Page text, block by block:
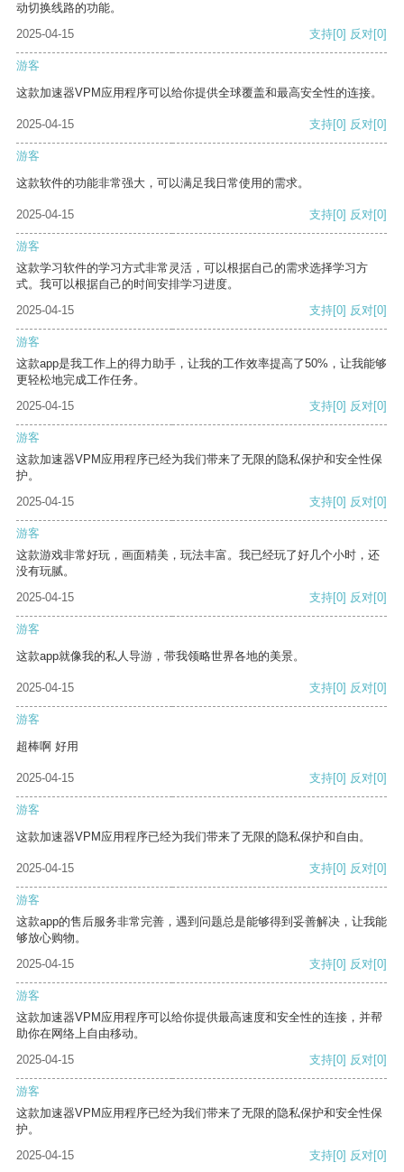
动切换线路的功能。
2025-04-15
支持[0] 反对[0]
游客
这款加速器VPM应用程序可以给你提供全球覆盖和最高安全性的连接。
2025-04-15 支持[0] 反对[0]
游客
这款软件的功能非常强大，可以满足我日常使用的需求。
2025-04-15 支持[0] 反对[0]
游客
这款学习软件的学习方式非常灵活，可以根据自己的需求选择学习方
式。我可以根据自己的时间安排学习进度。
2025-04-15
支持[0] 反对[0]
游客
这款app是我工作上的得力助手，让我的工作效率提高了50%，让我能够
更轻松地完成工作任务。
2025-04-15
支持[0] 反对[0]
游客
这款加速器VPM应用程序已经为我们带来了无限的隐私保护和安全性保
护。
2025-04-15
支持[0] 反对[0]
游客
这款游戏非常好玩，画面精美，玩法丰富。我已经玩了好几个小时，还
没有玩腻。
2025-04-15
支持[0] 反对[0]
游客
这款app就像我的私人导游，带我领略世界各地的美景。
2025-04-15 支持[0] 反对[0]
游客
超棒啊 好用
2025-04-15 支持[0] 反对[0]
游客
这款加速器VPM应用程序已经为我们带来了无限的隐私保护和自由。
2025-04-15 支持[0] 反对[0]
游客
这款app的售后服务非常完善，遇到问题总是能够得到妥善解决，让我能
够放心购物。
2025-04-15
支持[0] 反对[0]
游客
这款加速器VPM应用程序可以给你提供最高速度和安全性的连接，并帮
助你在网络上自由移动。
2025-04-15
支持[0] 反对[0]
游客
这款加速器VPM应用程序已经为我们带来了无限的隐私保护和安全性保
护。
2025-04-15
支持[0] 反对[0]